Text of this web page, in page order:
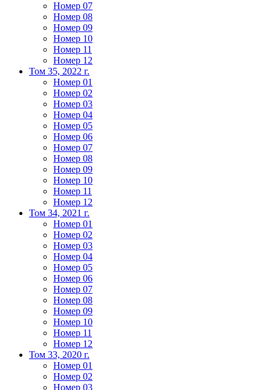
Номер 07
Номер 08
Номер 09
Номер 10
Номер 11
Номер 12
Том 35, 2022 г.
Номер 01
Номер 02
Номер 03
Номер 04
Номер 05
Номер 06
Номер 07
Номер 08
Номер 09
Номер 10
Номер 11
Номер 12
Том 34, 2021 г.
Номер 01
Номер 02
Номер 03
Номер 04
Номер 05
Номер 06
Номер 07
Номер 08
Номер 09
Номер 10
Номер 11
Номер 12
Том 33, 2020 г.
Номер 01
Номер 02
Номер 03